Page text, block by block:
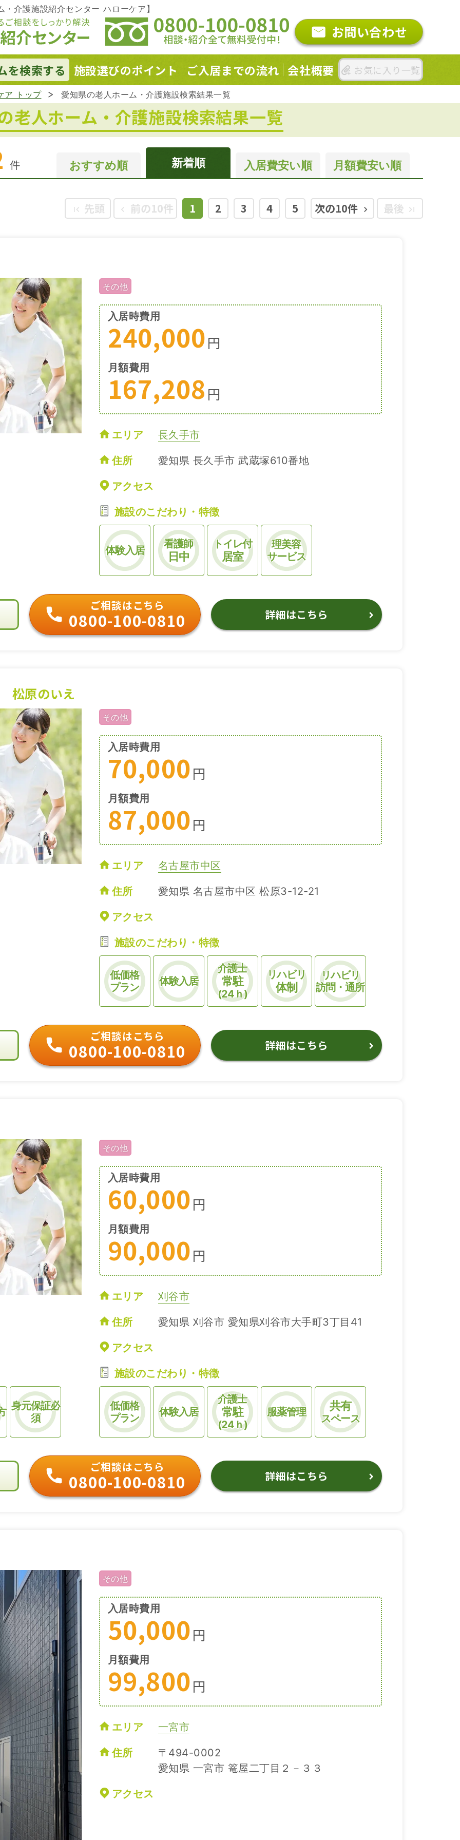
介護施設紹介センター ハローケア】
お問い合わせ
を検索する 施設選びのポイント ご入居までの流れ 会社概要 お気に入り一覧
ア トップ 愛知県の老人ホーム・介護施設検索結果一覧
老人ホーム・ 介護施設検索結果一覧
件 おすすめ順 新着順 入居費安い順 月額費安い順
first_page 先頭 keyboard_arrow_left 前の10件 1 2 3 4 5 次の10件 keyboard_arrow_right 最後 last_page
その他
入居時費用
240,000円
月額費用
167,208 円
エリア 長久手市
住所 愛知県 長久手市 武蔵塚610番地
アクセス
施設のこだわり・特徴
体験入居
看護師
日中
トイレ付
居室
理美容
サービス
ご相談はこちら
0800-100-0810 詳細はこちら
松原のいえ
その他
入居時費用
70,000円
月額費用
87,000円
エリア 名古屋市中区
住所 愛知県 名古屋市中区 松原3-12-21
アクセス
施設のこだわり・特徴
低価格
プラン
体験入居
介護士
常駐
(24ｈ)
リハビリ
体制
リハビリ
訪問・通所
ご相談はこちら
0800-100-0810 詳細はこちら
その他
入居時費用
60,000円
月額費用
90,000円
エリア 刈谷市
住所 愛知県 刈谷市 愛知県刈谷市大手町3丁目41
アクセス
身元保証必
須
施設のこだわり・特徴
低価格
プラン
体験入居
介護士
常駐
(24ｈ)
服薬管理 共有
スペース
ご相談はこちら
0800-100-0810 詳細はこちら
その他
入居時費用
50,000円
月額費用
99,800円
エリア 一宮市
住所
〒494-0002
愛知県 一宮市 篭屋二丁目２－３３
アクセス